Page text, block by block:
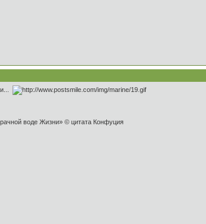
воде Жизни» © цитата Конфуция